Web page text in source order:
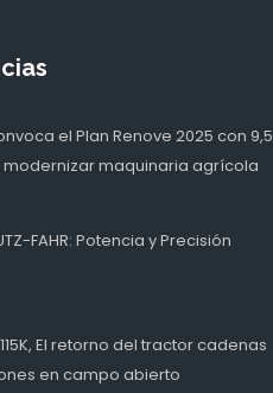
el Plan Renove 2025 con 9,5
maquinaria agrícola
FAHR: Potencia y Precisión
El retorno del tractor cadenas
en campo abierto